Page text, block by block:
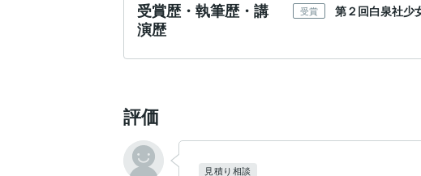
受賞歴・執筆歴・講
演歴
受賞 第２回白泉社少
評価
見積り相談